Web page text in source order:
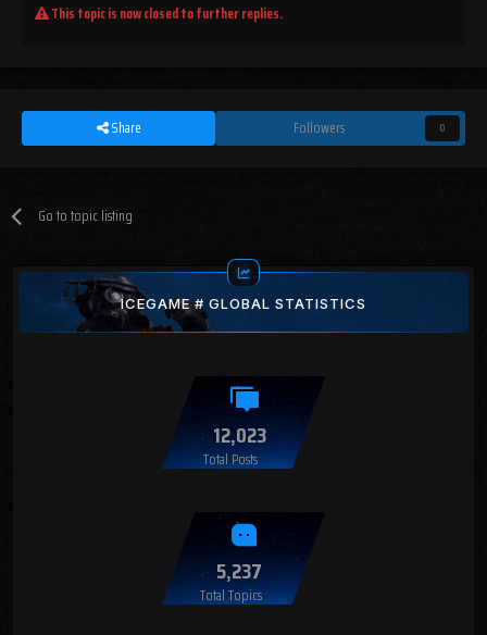
This topic is now closed to further replies.
Share Followers 0
Go to topic listing
ICEGAME # GLOBAL STATISTICS
12,023
Total Posts
5,237
Total Topics